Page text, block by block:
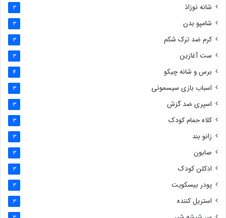
شانه نوزاذ 3
شامپو بدن 3
کرم ضد ترک شکم 3
ست آغازین 3
برس و شانه چیکو 4
اسباب بازی سیسمونی 3
اسپری ضد گزش 3
کلاه حمام کودک 3
زانو بند 3
صابون 3
ادکلن کودک 3
پودر بیسکویت 3
استریل کننده 3